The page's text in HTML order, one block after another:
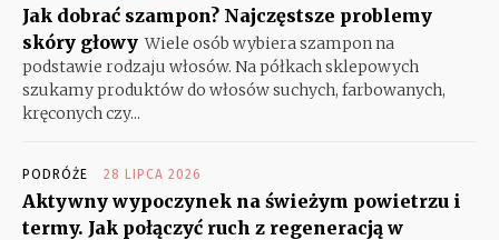
Jak dobrać szampon? Najczęstsze problemy
skóry głowy Wiele osób wybiera szampon na
podstawie rodzaju włosów. Na półkach sklepowych
szukamy produktów do włosów suchych, farbowanych,
kręconych czy...
PODRÓŻE 28 LIPCA 2026
Aktywny wypoczynek na świeżym powietrzu i
termy. Jak połączyć ruch z regeneracją w